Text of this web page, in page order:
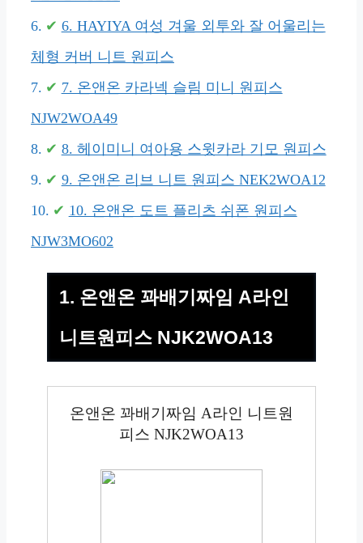
6. HAYIYA 여성 겨울 외투와 잘 어울리는
체형 커버 니트 원피스
7. 온앤온 카라넥 슬림 미니 원피스
NJW2WOA49
8. 헤이미니 여아용 스윗카라 기모 원피스
9. 온앤온 리브 니트 원피스 NEK2WOA12
10. 온앤온 도트 플리츠 쉬폰 원피스
NJW3MO602
1. 온앤온 꽈배기짜임 A라인
니트원피스 NJK2WOA13
온앤온 꽈배기짜임 A라인 니트원
피스 NJK2WOA13